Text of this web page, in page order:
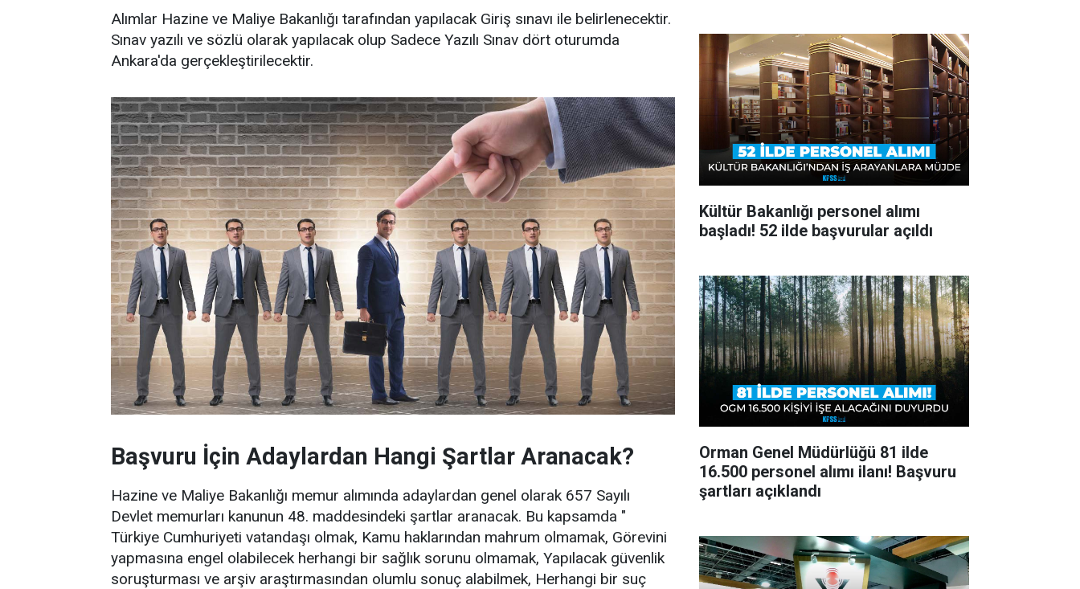
Alımlar Hazine ve Maliye Bakanlığı tarafından yapılacak Giriş sınavı ile belirlenecektir.
Sınav yazılı ve sözlü olarak yapılacak olup Sadece Yazılı Sınav dört oturumda
Ankara'da gerçekleştirilecektir.
Başvuru İçin Adaylardan Hangi Şartlar Aranacak?
Hazine ve Maliye Bakanlığı memur alımında adaylardan genel olarak 657 Sayılı
Devlet memurları kanunun 48. maddesindeki şartlar aranacak. Bu kapsamda "
Türkiye Cumhuriyeti vatandaşı olmak, Kamu haklarından mahrum olmamak, Görevini
yapmasına engel olabilecek herhangi bir sağlık sorunu olmamak, Yapılacak güvenlik
soruşturması ve arşiv araştırmasından olumlu sonuç alabilmek, Herhangi bir suç
Kültür Bakanlığı personel alımı
başladı! 52 ilde başvurular açıldı
Orman Genel Müdürlüğü 81 ilde
16.500 personel alımı ilanı! Başvuru
şartları açıklandı